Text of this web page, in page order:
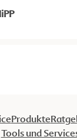
Produkte
Tools und